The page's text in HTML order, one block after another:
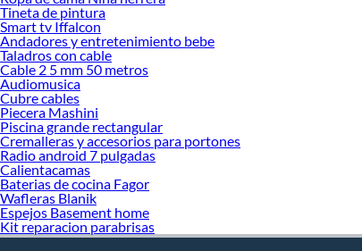
Tineta de pintura
Smart tv Iffalcon
Andadores y entretenimiento bebe
Taladros con cable
Cable 2 5 mm 50 metros
Audiomusica
Cubre cables
Piecera Mashini
Piscina grande rectangular
Cremalleras y accesorios para portones
Radio android 7 pulgadas
Calientacamas
Baterias de cocina Fagor
Wafleras Blanik
Espejos Basement home
Kit reparacion parabrisas